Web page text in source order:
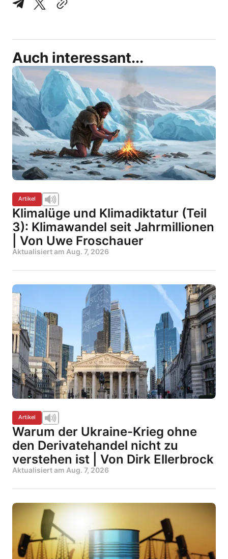
Auch interessant...
Artikel
Klimalüge und Klimadiktatur (Teil
3): Klimawandel seit Jahrmillionen
| Von Uwe Froschauer
Aktualisiert am Aug. 7, 2026
Artikel
Warum der Ukraine-Krieg ohne
den Derivatehandel nicht zu
verstehen ist | Von Dirk Ellerbrock
Aktualisiert am Aug. 7, 2026